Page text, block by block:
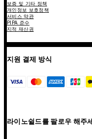
보증 및 기타 정책
개인정보 보호정책
서비스 약관
PIPA 준수
지적 재산권
지원 결제 방식
라이노쉴드를 팔로우 해주